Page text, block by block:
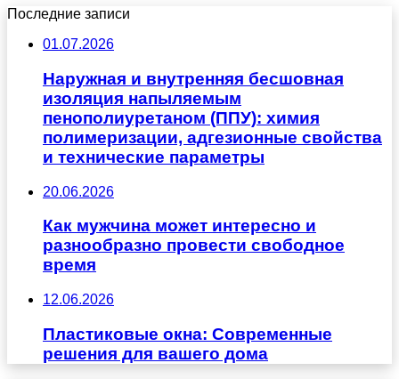
Последние записи
01.07.2026
Наружная и внутренняя бесшовная
изоляция напыляемым
пенополиуретаном (ППУ): химия
полимеризации, адгезионные свойства
и технические параметры
20.06.2026
Как мужчина может интересно и
разнообразно провести свободное
время
12.06.2026
Пластиковые окна: Современные
решения для вашего дома